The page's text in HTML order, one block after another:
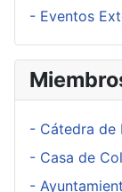
- Eventos
- Cátedra de
- Casa de
-